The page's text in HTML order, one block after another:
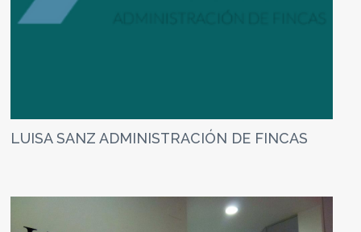
LUISA SANZ ADMINISTRACIÓN DE FINCAS